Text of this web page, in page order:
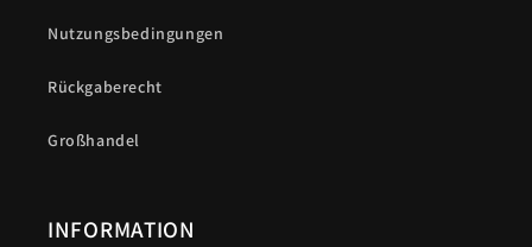
Nutzungsbedingungen
Rückgaberecht
Großhandel
INFORMATION